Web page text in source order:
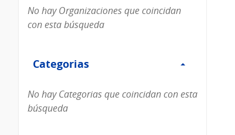
No hay Organizaciones que coincidan
con esta búsqueda
Categorias
Categorias
No hay Categorias que coincidan con esta
búsqueda